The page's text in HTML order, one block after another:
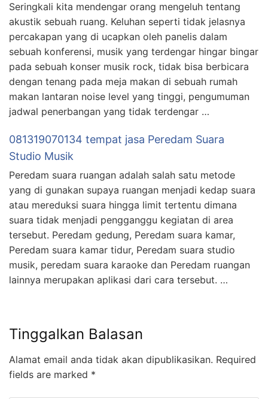
Seringkali kita mendengar orang mengeluh tentang
akustik sebuah ruang. Keluhan seperti tidak jelasnya
percakapan yang di ucapkan oleh panelis dalam
sebuah konferensi, musik yang terdengar hingar bingar
pada sebuah konser musik rock, tidak bisa berbicara
dengan tenang pada meja makan di sebuah rumah
makan lantaran noise level yang tinggi, pengumuman
jadwal penerbangan yang tidak terdengar …
081319070134 tempat jasa Peredam Suara
Studio Musik
Peredam suara ruangan adalah salah satu metode
yang di gunakan supaya ruangan menjadi kedap suara
atau mereduksi suara hingga limit tertentu dimana
suara tidak menjadi pengganggu kegiatan di area
tersebut. Peredam gedung, Peredam suara kamar,
Peredam suara kamar tidur, Peredam suara studio
musik, peredam suara karaoke dan Peredam ruangan
lainnya merupakan aplikasi dari cara tersebut. …
Tinggalkan Balasan
Alamat email anda tidak akan dipublikasikan. Required
fields are marked *